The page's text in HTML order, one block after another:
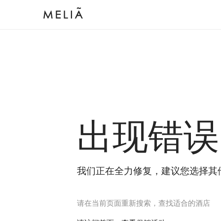
出现错误
我们正在全力修复，建议您选择其
请在当前页面重新搜索，查找适合的酒店